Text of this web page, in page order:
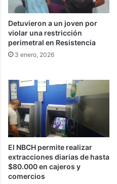
Detuvieron a un joven por
violar una restricción
perimetral en Resistencia
3 enero, 2026
El NBCH permite realizar
extracciones diarias de hasta
$80.000 en cajeros y
comercios